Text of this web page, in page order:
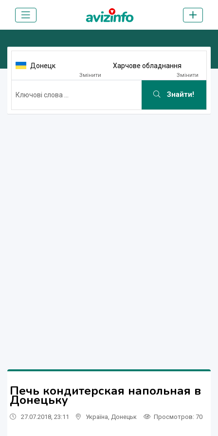
Донецк
Змінити
Харчове обладнання
Змінити
Знайти!
Печь кондитерская напольная в
Донецьку
27.07.2018, 23:11 Україна Донецьк Просмотров: 70